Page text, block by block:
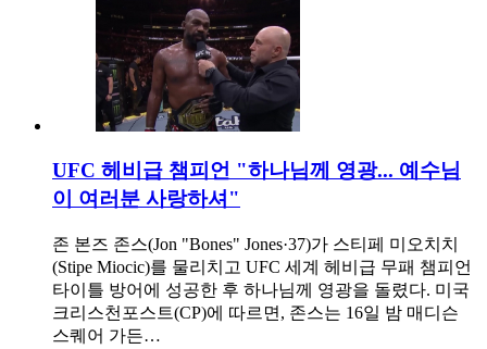
UFC 헤비급 챔피언 "하나님께 영광... 예수님
이 여러분 사랑하셔"
존 본즈 존스(Jon "Bones" Jones·37)가 스티페 미오치치
(Stipe Miocic)를 물리치고 UFC 세계 헤비급 무패 챔피언
타이틀 방어에 성공한 후 하나님께 영광을 돌렸다. 미국
크리스천포스트(CP)에 따르면, 존스는 16일 밤 매디슨
스퀘어 가든…